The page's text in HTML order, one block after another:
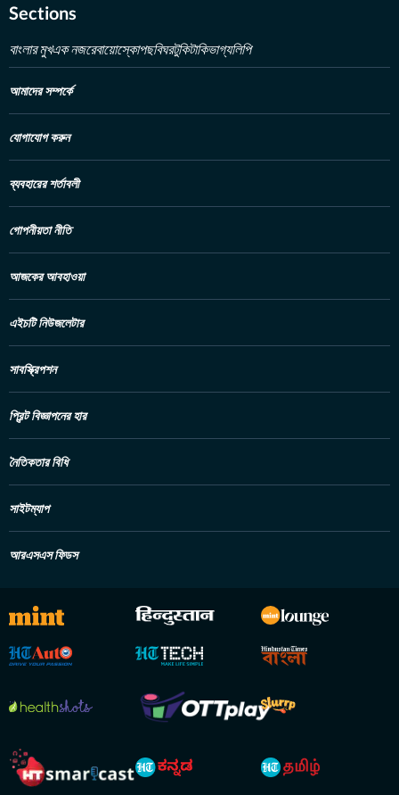
Sections
বাংলার মুখএক নজরেবায়োস্কোপছবিঘরটুকিটাকিভাগ্যলিপি
আমাদের সম্পর্কে
যোগাযোগ করুন
ব্যবহারের শর্তাবলী
গোপনীয়তা নীতি
আজকের আবহাওয়া
এইচটি নিউজলেটার
সাবস্ক্রিপশন
প্রিন্ট বিজ্ঞাপনের হার
নৈতিকতার বিধি
সাইটম্যাপ
আরএসএস ফিডস